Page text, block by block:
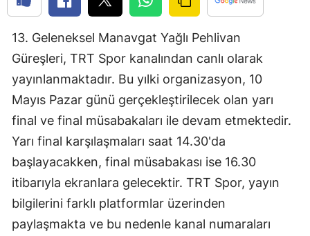
Denizli
Edirne
Elazığ
Erzurum
Eskişehir
Gaziantep
13. Geleneksel Manavgat Yağlı Pehlivan
Güreşleri, TRT Spor kanalından canlı olarak
yayınlanmaktadır. Bu yılki organizasyon, 10
Mayıs Pazar günü gerçekleştirilecek olan yarı
final ve final müsabakaları ile devam etmektedir.
Yarı final karşılaşmaları saat 14.30'da
başlayacakken, final müsabakası ise 16.30
itibarıyla ekranlara gelecektir. TRT Spor, yayın
bilgilerini farklı platformlar üzerinden
paylaşmakta ve bu nedenle kanal numaraları